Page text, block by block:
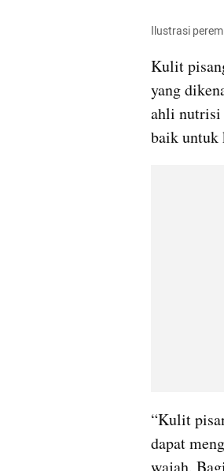
Ilustrasi
Kulit
yang
ahli
baik untuk
“Kulit
dapat
wajah.